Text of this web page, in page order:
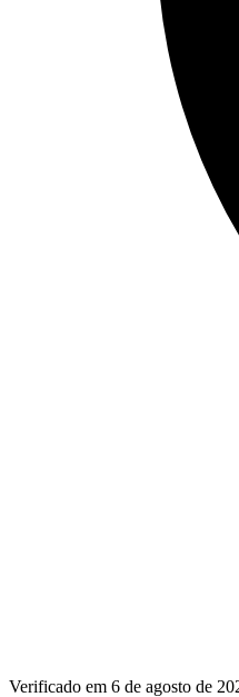
Verificado em 6 de agosto de